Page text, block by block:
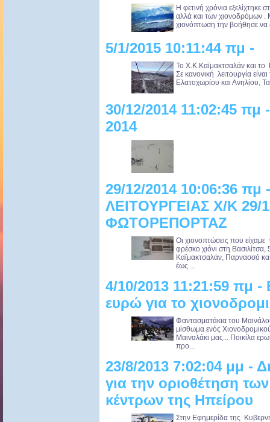
Η φετινή χρόνια εξελίχτηκε
αλλά και των χιονοδρόμων .
χιονόπτωση την βοήθησε
5/1/2015 10:11:44 πμ -
Το Χ.Κ.Καϊμακτσαλάν και
Σε κανονική λειτουργία
Ελατοχωρίου και Ανηλίου,
30/12/2014 11:02:45
2014
29/12/2014 10:06:36
ΛΕΙΤΟΥΡΓΕΙΑΣ Χ/Κ 29/
ΦΩΤΟΡΕΠΟΡΤΑΖ
Oι χιονοπτώσεις που
φρέσκο χιόνι στη
Καϊμακτσαλάν, Παρνασσό
έως ...
4/10/2013 11:21:59 πμ -
ευρώ για το
Φαντασματάκια του
μίσθωμα ενός
Μαιναλάκι μας... Ποικίλα
προ...
23/8/2013 7:02:04 μμ -
για την οριοθέτηση
κέντρων της Ηπείρου
Στην Εφημερίδα της